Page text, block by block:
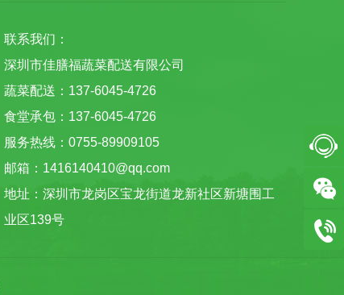
联系我们：
深圳市佳膳福蔬菜配送有限公司
蔬菜配送：137-6045-4726
食堂承包：137-6045-4726
服务热线：0755-89909105
邮箱：1416140410@qq.com
地址：深圳市龙岗区宝龙街道龙新社区新塘围工
业区139号